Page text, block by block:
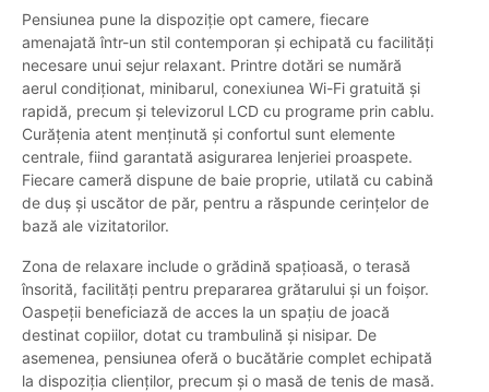
Pensiunea pune la dispoziție opt camere, fiecare
amenajată într-un stil contemporan și echipată cu facilități
necesare unui sejur relaxant. Printre dotări se numără
aerul condiționat, minibarul, conexiunea Wi-Fi gratuită și
rapidă, precum și televizorul LCD cu programe prin cablu.
Curățenia atent menținută și confortul sunt elemente
centrale, fiind garantată asigurarea lenjeriei proaspete.
Fiecare cameră dispune de baie proprie, utilată cu cabină
de duș și uscător de păr, pentru a răspunde cerințelor de
bază ale vizitatorilor.
Zona de relaxare include o grădină spațioasă, o terasă
însorită, facilități pentru prepararea grătarului și un foișor.
Oaspeții beneficiază de acces la un spațiu de joacă
destinat copiilor, dotat cu trambulină și nisipar. De
asemenea, pensiunea oferă o bucătărie complet echipată
la dispoziția clienților, precum și o masă de tenis de masă.